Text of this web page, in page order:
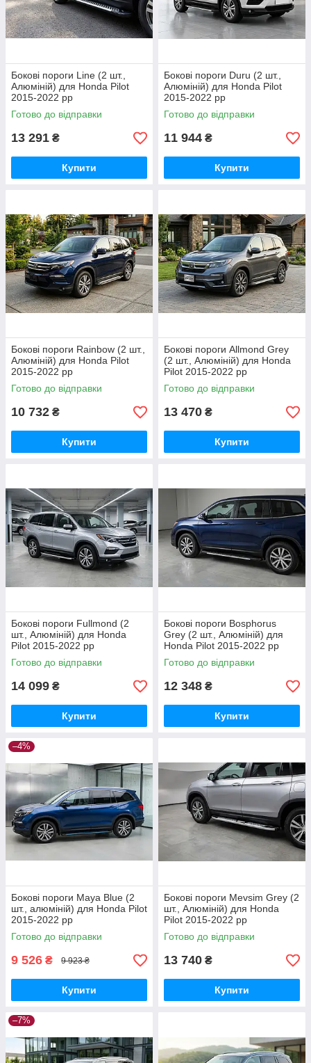
Бокові пороги Line (2 шт.,
Алюміній) для Honda Pilot
2015-2022 рр
Готово до відправки
13 291 ₴
Купити
Бокові пороги Duru (2 шт.,
Алюміній) для Honda Pilot
2015-2022 рр
Готово до відправки
11 944 ₴
Купити
Бокові пороги Rainbow (2 шт.,
Алюміній) для Honda Pilot
2015-2022 рр
Готово до відправки
10 732 ₴
Купити
Бокові пороги Allmond Grey
(2 шт., Алюміній) для Honda
Pilot 2015-2022 рр
Готово до відправки
13 470 ₴
Купити
Бокові пороги Fullmond (2
шт., Алюміній) для Honda
Pilot 2015-2022 рр
Готово до відправки
14 099 ₴
Купити
Бокові пороги Bosphorus
Grey (2 шт., Алюміній) для
Honda Pilot 2015-2022 рр
Готово до відправки
12 348 ₴
Купити
–4%
Бокові пороги Maya Blue (2
шт., алюміній) для Honda Pilot
2015-2022 рр
Готово до відправки
9 526 ₴ 9 923 ₴
Купити
Бокові пороги Mevsim Grey (2
шт., Алюміній) для Honda
Pilot 2015-2022 рр
Готово до відправки
13 740 ₴
Купити
–7%